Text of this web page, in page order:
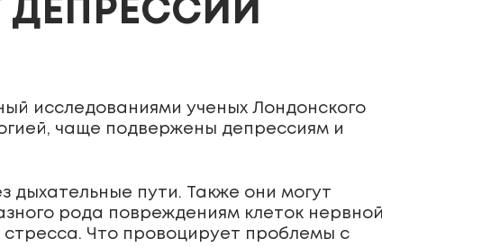
ДЕПРЕССИИ
исследованиями ученых Лондонского
чаще подвержены депрессиям и
дыхательные пути. Также они могут
рода повреждениям клеток нервной
Что провоцирует проблемы с